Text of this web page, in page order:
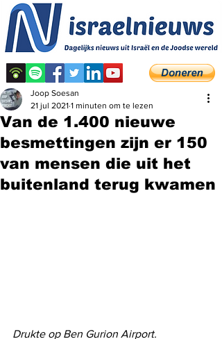
Van de 1.400 nieuwe
besmettingen zijn er 150
van mensen die uit het
buitenland terug kwamen
Joop Soesan
21 jul 2021 1 minuten om te lezen
Drukte op Ben Gurion Airport.